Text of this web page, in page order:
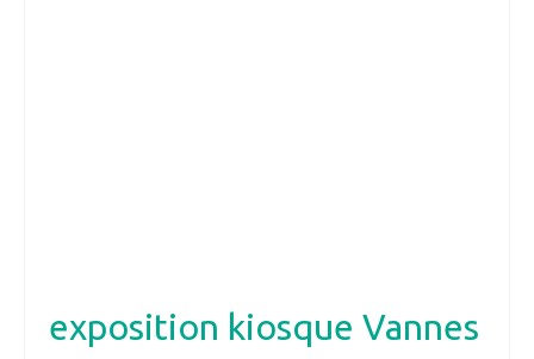
exposition kiosque Vannes